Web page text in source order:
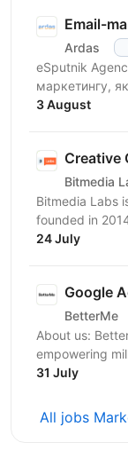
Email-
Ardas
eSputnik
маркетингу,
ефективні
3 August
Creative
Bitmedia
Bitmedia Labs
founded in
specialists
24 July
Google
BetterMe
About us: BetterMe — a global wellness ecosystem
empowering
mentally, and
31 July
All jobs